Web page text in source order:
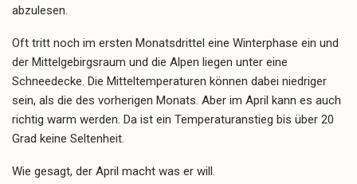
abzulesen.
Oft tritt noch im ersten Monatsdrittel eine Winterphase ein und
der Mittelgebirgsraum und die Alpen liegen unter eine
Schneedecke. Die Mitteltemperaturen können dabei niedriger
sein, als die des vorherigen Monats. Aber im April kann es auch
richtig warm werden. Da ist ein Temperaturanstieg bis über 20
Grad keine Seltenheit.
Wie gesagt, der April macht was er will.